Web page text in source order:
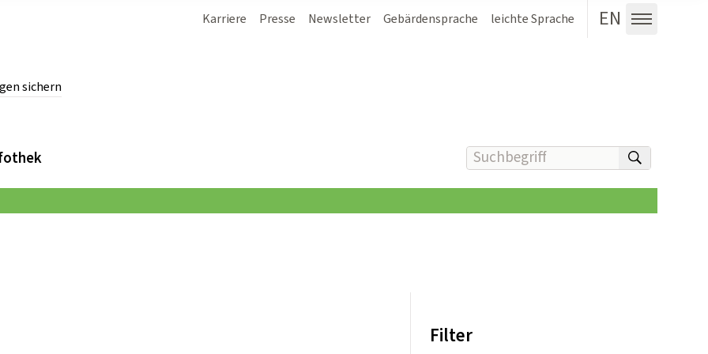
sichern
Karriere Presse Newsletter Gebärdensprache leichte Sprache EN
Menü
Suchbegriff(e) eingeben
Filter